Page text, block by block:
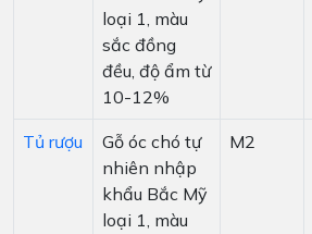
loại 1, màu
sắc đồng
đều, độ ẩm từ
10-12%
Tủ rượu
Gỗ óc chó tự
nhiên nhập
khẩu Bắc Mỹ
loại 1, màu
M2